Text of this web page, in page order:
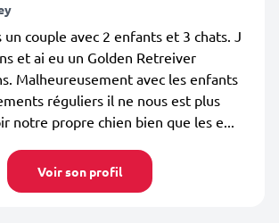
un couple avec 2 enfants et 3 chats. J
et ai eu un Golden Retreiver
Malheureusement avec les enfants
réguliers il ne nous est plus
notre propre chien bien que les e...
Voir son profil